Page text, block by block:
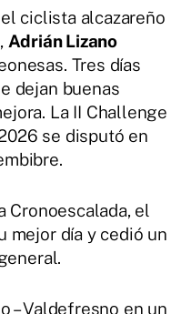
ciclista alcazareño
Adrián Lizano
Tres días
dejan buenas
La II Challenge
se disputó en
Cronoescalada, el
mejor día y cedió un
– Valdefresno en un